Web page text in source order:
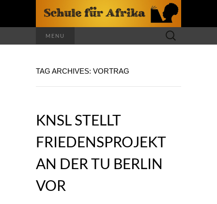
MENU
Suchen
nach:
TAG ARCHIVES: VORTRAG
KNSL STELLT
FRIEDENSPROJEKT
AN DER TU BERLIN
VOR